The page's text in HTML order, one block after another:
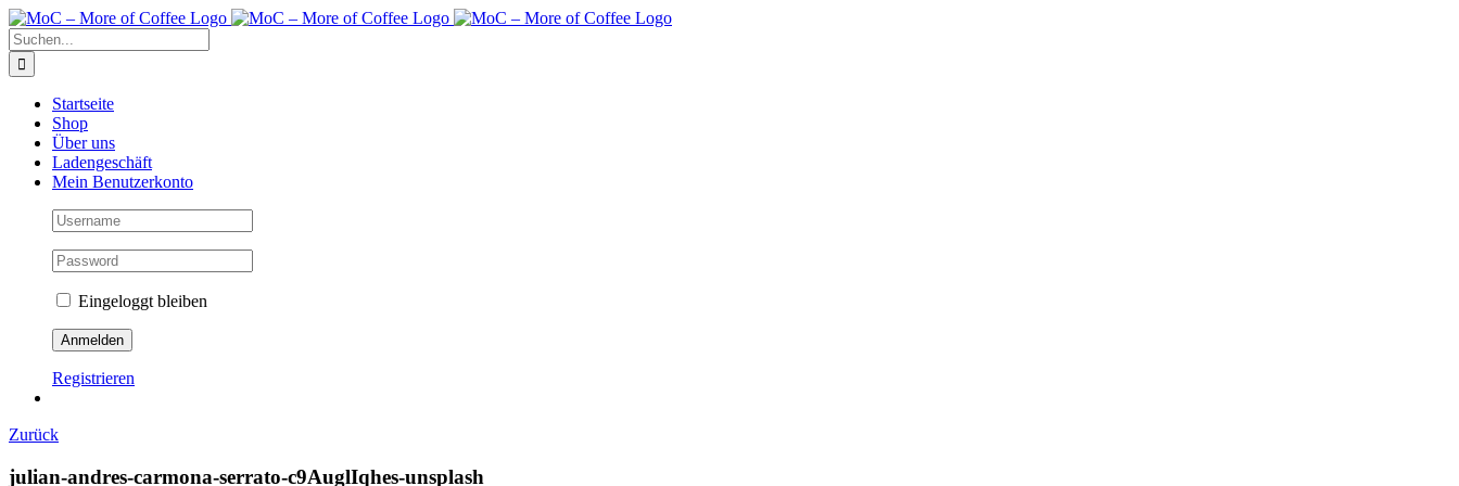
Zum
Inhalt
springen
Suche
nach:
Startseite
Shop
Über uns
Ladengeschäft
Mein Benutzerkonto
Eingeloggt bleiben
Registrieren
Zurück
julian-andres-carmona-serrato-c9AuglIqhes-unsplash